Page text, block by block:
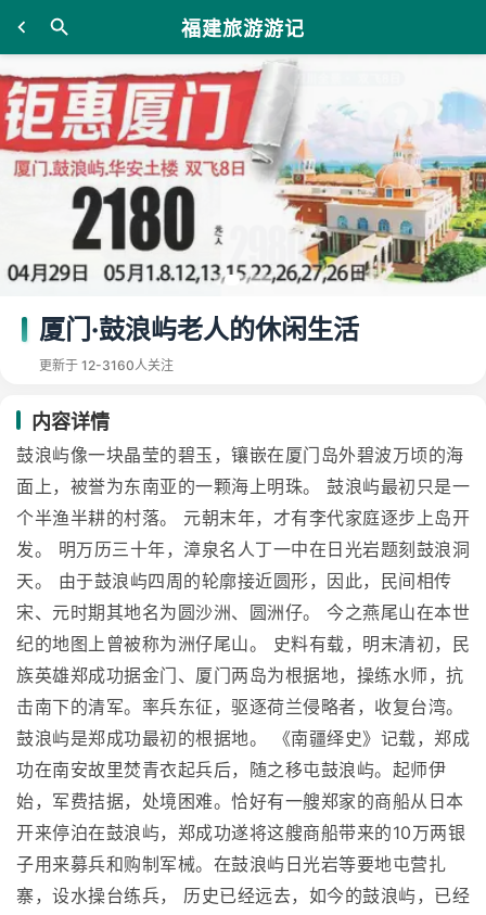
福建旅游游记
厦门·鼓浪屿老人的休闲生活
更新于 12-3160人关注
内容详情
鼓浪屿像一块晶莹的碧玉，镶嵌在厦门岛外碧波万顷的海
面上，被誉为东南亚的一颗海上明珠。 鼓浪屿最初只是一
个半渔半耕的村落。 元朝末年，才有李代家庭逐步上岛开
发。 明万历三十年，漳泉名人丁一中在日光岩题刻鼓浪洞
天。 由于鼓浪屿四周的轮廓接近圆形，因此，民间相传
宋、元时期其地名为圆沙洲、圆洲仔。 今之燕尾山在本世
纪的地图上曾被称为洲仔尾山。 史料有载，明末清初，民
族英雄郑成功据金门、厦门两岛为根据地，操练水师，抗
击南下的清军。率兵东征，驱逐荷兰侵略者，收复台湾。
鼓浪屿是郑成功最初的根据地。 《南疆绎史》记载，郑成
功在南安故里焚青衣起兵后，随之移屯鼓浪屿。起师伊
始，军费拮据，处境困难。恰好有一艘郑家的商船从日本
开来停泊在鼓浪屿，郑成功遂将这艘商船带来的10万两银
子用来募兵和购制军械。在鼓浪屿日光岩等要地屯营扎
寨，设水操台练兵， 历史已经远去，如今的鼓浪屿，已经